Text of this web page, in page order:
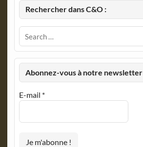
Rechercher dans C&O :
Abonnez-vous à notre newsletter
E-mail *